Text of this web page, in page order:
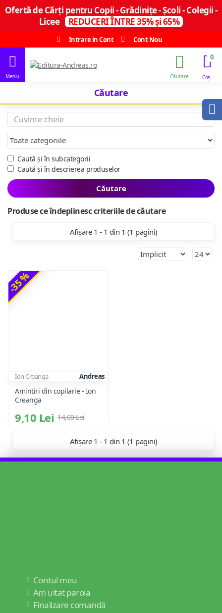
Ofertă de Cărți pentru Copii - Grădinițe - Școli - Colegii -
Licee
REDUCERI ÎNTRE 35% și 65%
Intrare in Cont
Cont Nou
0
Căutare
Caută și în subcategorii
Caută și în descrierea produselor
Căutare
Produse ce îndeplinesc criteriile de căutare
Afișare 1 - 1 din 1 (1 pagini)
-35 %
Ion Creanga Andreas
Amintiri din copilarie - Ion
Creanga
9,10 Lei 14,00 Lei
Afișare 1 - 1 din 1 (1 pagini)
Contul meu
Am uitat parola
Finalizare comandă